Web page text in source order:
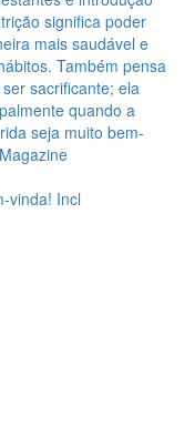
vinda! Incl